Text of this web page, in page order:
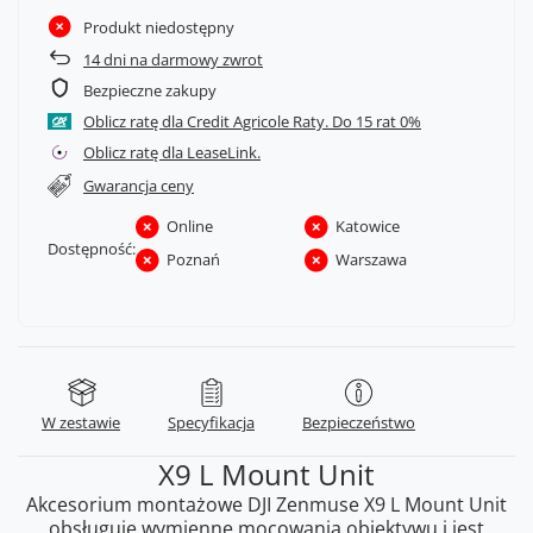
Produkt niedostępny
14dni na darmowy zwrot
Bezpieczne zakupy
Oblicz ratę dla Credit Agricole Raty.
Oblicz ratę dla LeaseLink.
Gwarancja ceny
Dostępność:
Online
Katowice
Poznań
Warszawa
W zestawie Specyfikacja Bezpieczeństwo
X9 L Mount Unit
Akcesorium montażowe DJI Zenmuse X9 L Mount Unit